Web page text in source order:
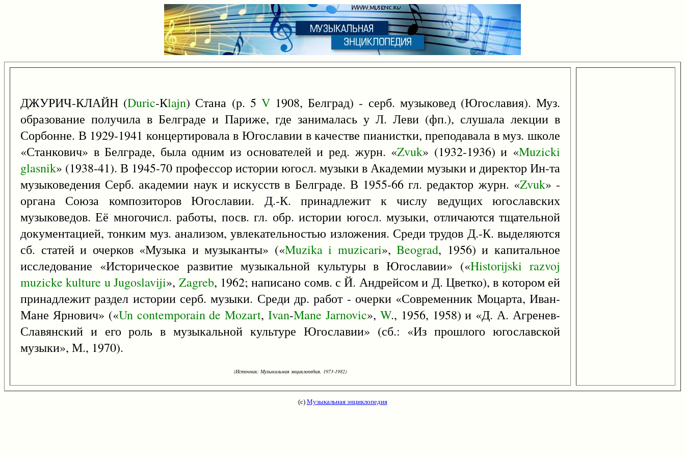
ДЖУРИЧ-КЛАЙН (Duric-Кlajn) Стана (р. 5 V1908, Белград) - серб. музыковед (Югославия). Муз.
образование получила в Белграде и Париже, где занималась у Л. Леви (фп.), слушала лекции в
Сорбонне. В 1929-1941 концертировала в Югославии в качестве пианистки, преподавала в муз. школе
«Станкович» в Белграде, была одним из основателей и ред. журн. «Zvuk» (1932-1936) и «Muzicki
glasnik» (1938-41). В 1945-70 профессор истории югосл. музыки в Академии музыки и директор Ин-та
музыковедения Серб. академии наук и искусств в Белграде. В 1955-66 гл. редактор журн. «Zvuk» -
органа Союза композиторов Югославии. Д.-К. принадлежит к числу ведущих югославских
музыковедов. Её многочисл. работы, посв. гл. обр. истории югосл. музыки, отличаются тщательной
документацией, тонким муз. анализом, увлекательностью изложения. Среди трудов Д.-К. выделяются
сб. статей и очерков «Музыка и музыканты» («Muzika i muzicari»,Beograd, 1956) и капитальное
исследование «Историческое развитие музыкальной культуры в Югославии» («Historijski razvoj
muzicke kulture uJugoslaviji», Zagreb, 1962; написано сомв. с Й. Андрейсом и Д. Цветко), в котором ей
принадлежит раздел истории серб. музыки. Среди др. работ - очерки «Современник Моцарта, Иван-
Мане Ярнович» («Un contemporain de Mozart,Ivan-Mane Jarnovic», W., 1956, 1958) и «Д. А. Агренев-
Славянский и его роль в музыкальной культуре Югославии» (сб.: «Из прошлого югославской
музыки», М., 1970).
(Источник: Музыкальная энциклопедия, 1973-1982)
(с) Музыкальная энциклопедия